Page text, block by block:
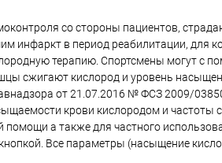
со стороны пациентов,
инфаркт в период реабилитации, для
терапию. Спортсмены могут с
сжигают кислород и уровень
от 21.07.2016 № ФСЗ 2009/
крови кислородом и
а также для частного
Все параметры (насыщение